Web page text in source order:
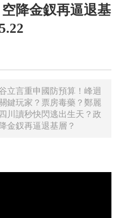
降金釵再逼退基
立言重申國防預算！峰迴
鍵玩家？票房毒藥？鄭麗
川讀秒快閃逃出生天？政
金釵再逼退基層？